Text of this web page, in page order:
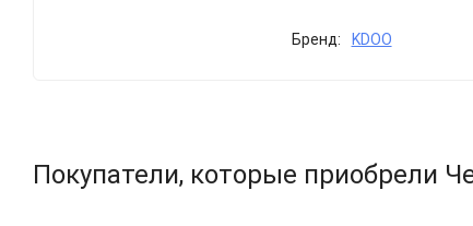
Бренд: KDOO
Покупатели, которые приобрели